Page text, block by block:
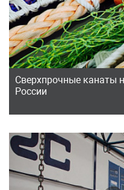
Сверхпрочные канаты
России